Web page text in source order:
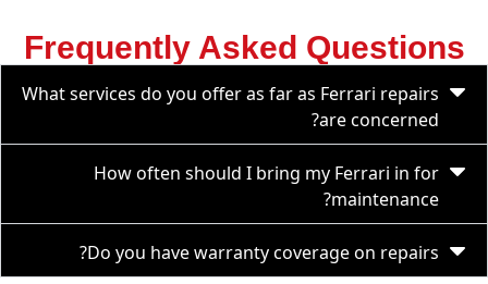
Frequently Asked Questions
What services do you offer as far as Ferrari repairs
are concerned?
How often should I bring my Ferrari in for
maintenance?
Do you have warranty coverage on repairs?